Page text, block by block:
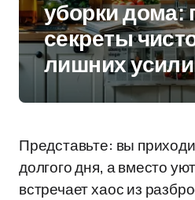
уборки дома:
секреты
лишних
Представьте: вы
долгого дня, а вместо
встречает хаос из